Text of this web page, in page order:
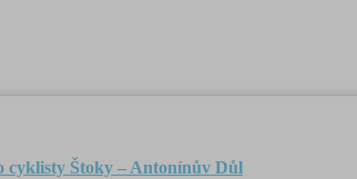
cyklisty Štoky – Antonínův Důl